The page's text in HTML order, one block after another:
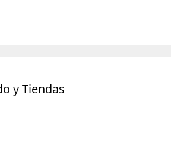
y Tiendas